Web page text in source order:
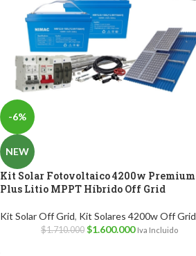
-6%
NEW
Kit Solar Fotovoltaico 4200w Premium
Plus Litio MPPT Híbrido Off Grid
Kit Solar Off Grid, Kit Solares 4200w Off Grid
$1.710.000 $1.600.000 Iva Incluido